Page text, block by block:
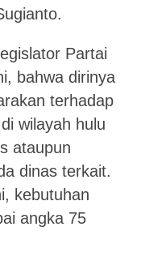
Partai
bahwa dirinya
terhadap
wilayah hulu
ataupun
dinas terkait.
kebutuhan
angka 75